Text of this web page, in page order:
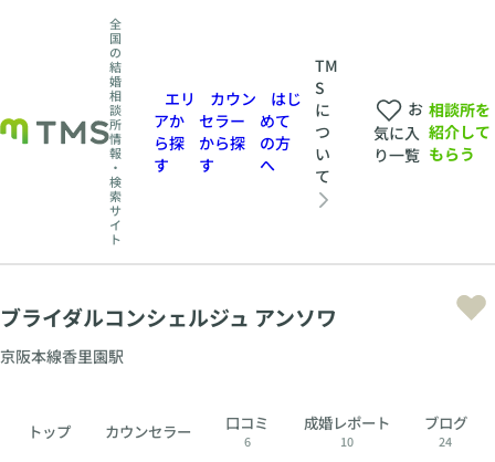
全
国
の
結
婚
相
談
所
情
報
・
検
索
サ
イ
ト
エリ
アか
ら探
す
カウン
セラー
から探
す
はじ
めて
の方
へ
TM
S
に
つ
い
て
お
気に入
り一覧
相談所を
紹介して
もらう
ブライダルコンシェルジュ アンソワ
京阪本線香里園駅
トップ カウンセラー 口コミ
6
成婚レポート
10
ブログ
24